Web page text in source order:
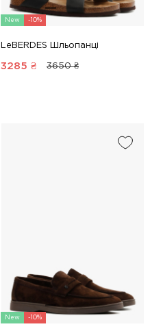
New -10%
LeBERDES Шльопанці
3285 ₴ 3650 ₴
New -10%